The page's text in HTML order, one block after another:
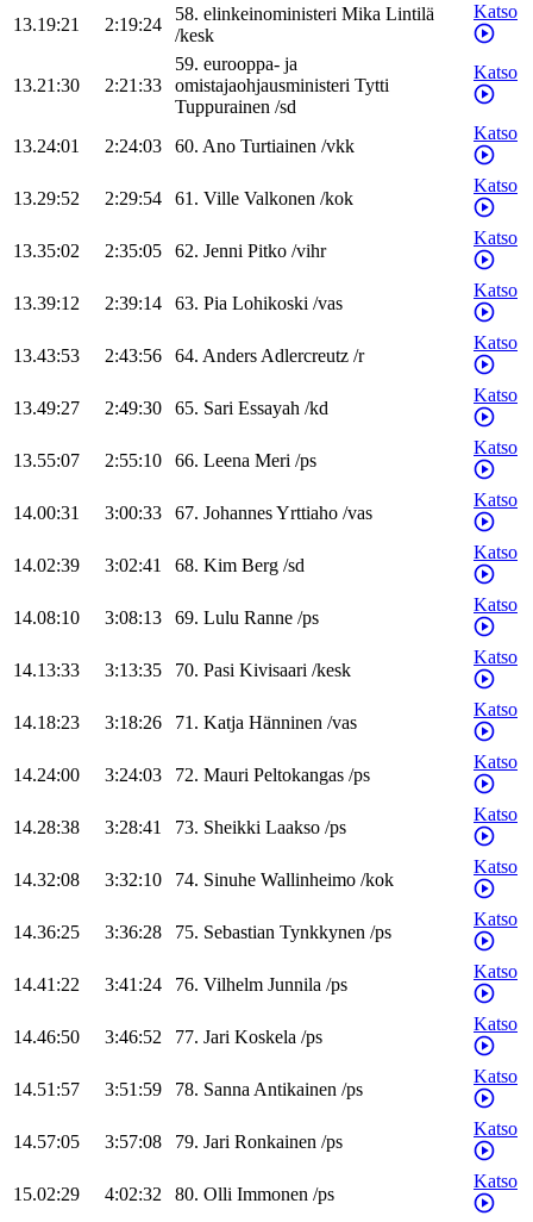
13.19:21 2:19:24
58. elinkeinoministeri Mika Lintilä
/kesk
Katso
13.21:30 2:21:33
59. eurooppa- ja
omistajaohjausministeri Tytti
Tuppurainen /sd
Katso
13.24:01 2:24:03 60. Ano Turtiainen /vkk
Katso
13.29:52 2:29:54 61. Ville Valkonen /kok
Katso
13.35:02 2:35:05 62. Jenni Pitko /vihr
Katso
13.39:12 2:39:14 63. Pia Lohikoski /vas
Katso
13.43:53 2:43:56 64. AndersAdlercreutz /r
Katso
13.49:27 2:49:30 65. Sari Essayah /kd
Katso
13.55:07 2:55:10 66. Leena Meri /ps
Katso
14.00:31 3:00:33 67. JohannesYrttiaho /vas
Katso
14.02:39 3:02:41 68. Kim Berg /sd
Katso
14.08:10 3:08:13 69. Lulu Ranne /ps
Katso
14.13:33 3:13:35 70. Pasi Kivisaari /kesk
Katso
14.18:23 3:18:26 71. Katja Hänninen /vas
Katso
14.24:00 3:24:03 72. Mauri Peltokangas /ps
Katso
14.28:38 3:28:41 73. Sheikki Laakso /ps
Katso
14.32:08 3:32:10 74. Sinuhe Wallinheimo /kok
Katso
14.36:25 3:36:28 75. Sebastian Tynkkynen /ps
Katso
14.41:22 3:41:24 76. Vilhelm Junnila /ps
Katso
14.46:50 3:46:52 77. Jari Koskela /ps
Katso
14.51:57 3:51:59 78. SannaAntikainen /ps
Katso
14.57:05 3:57:08 79. Jari Ronkainen /ps
Katso
15.02:29 4:02:32 80. Olli Immonen /ps
Katso